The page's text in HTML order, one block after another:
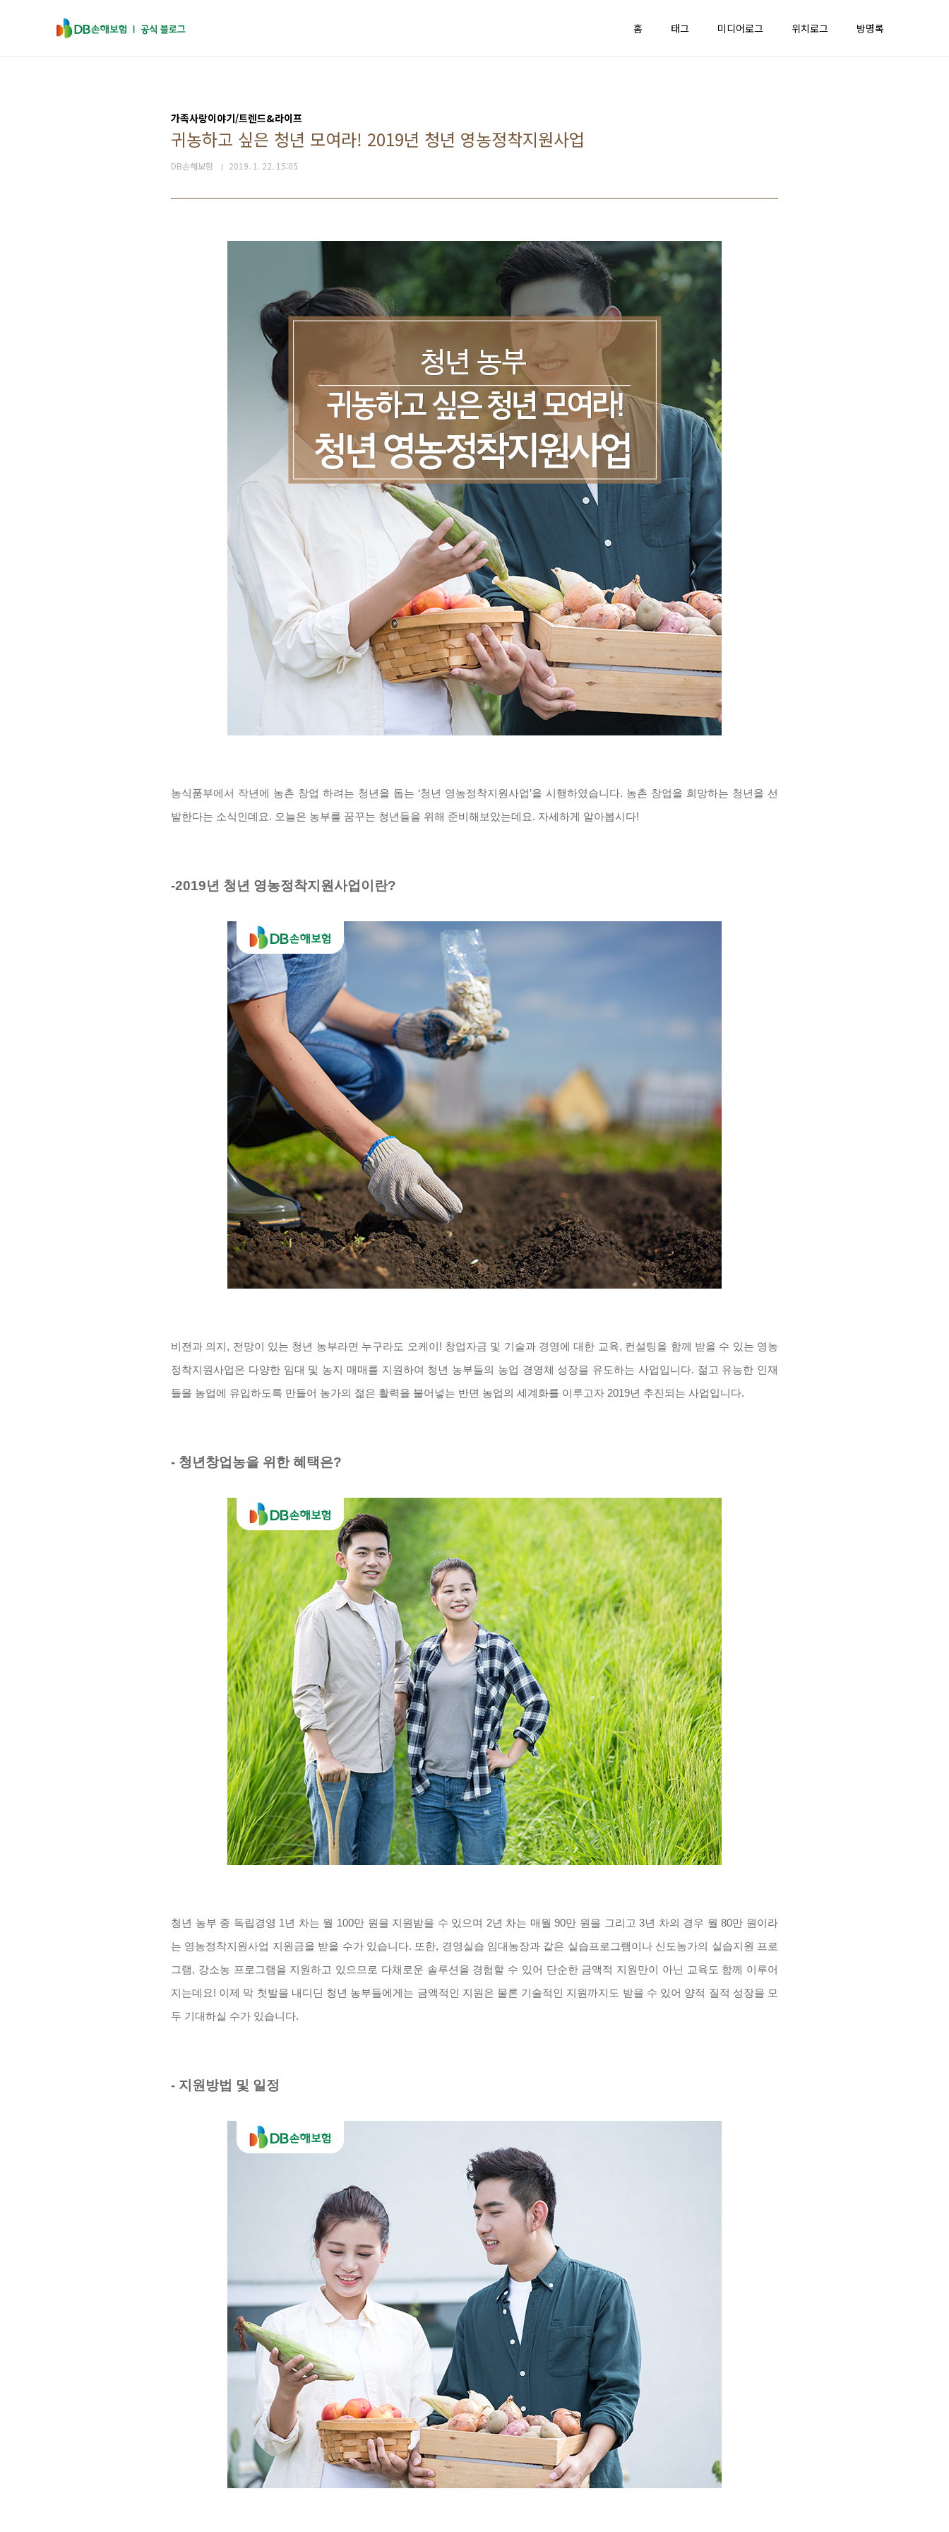
홈
태그 미디어로그 위치로그 방명록
가족사랑이야기/트렌드&라이프
귀농하고 싶은 청년 모여라! 2019년 청년 영농정착지원사업
DB손해보험 2019. 1. 22. 15:05
농식품부에서 작년에 농촌 창업 하려는 청년을 돕는 ‘청년 영농정착지원사업’을 시행하였습니다. 농촌 창업을 희망하는 청년을 선
발한다는 소식인데요. 오늘은 농부를 꿈꾸는 청년들을 위해 준비해보았는데요. 자세하게 알아봅시다!
-2019년 청년 영농정착지원사업이란?
비전과 의지, 전망이 있는 청년 농부라면 누구라도 오케이! 창업자금 및 기술과 경영에 대한 교육, 컨설팅을 함께 받을 수 있는 영농
정착지원사업은 다양한 임대 및 농지 매매를 지원하여 청년 농부들의 농업 경영체 성장을 유도하는 사업입니다. 젊고 유능한 인재
들을 농업에 유입하도록 만들어 농가의 젊은 활력을 불어넣는 반면 농업의 세계화를 이루고자 2019년 추진되는 사업입니다.
- 청년창업농을 위한 혜택은?
청년 농부 중 독립경영 1년 차는 월 100만 원을 지원받을 수 있으며 2년 차는 매월 90만 원을 그리고 3년 차의 경우 월 80만 원이라
는 영농정착지원사업 지원금을 받을 수가 있습니다. 또한, 경영실습 임대농장과 같은 실습프로그램이나 신도농가의 실습지원 프로
그램, 강소농 프로그램을 지원하고 있으므로 다채로운 솔루션을 경험할 수 있어 단순한 금액적 지원만이 아닌 교육도 함께 이루어
지는데요! 이제 막 첫발을 내디딘 청년 농부들에게는 금액적인 지원은 물론 기술적인 지원까지도 받을 수 있어 양적 질적 성장을 모
두 기대하실 수가 있습니다.
- 지원방법 및 일정